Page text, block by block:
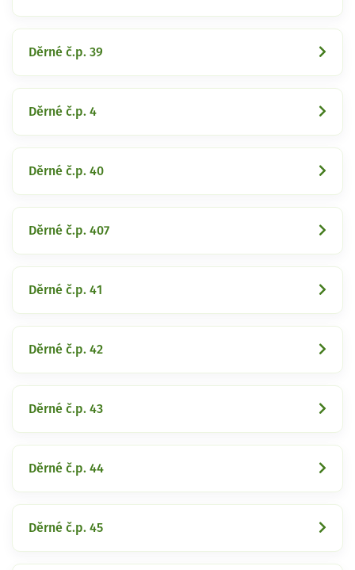
Děrné č.p. 39
Děrné č.p. 4
Děrné č.p. 40
Děrné č.p. 407
Děrné č.p. 41
Děrné č.p. 42
Děrné č.p. 43
Děrné č.p. 44
Děrné č.p. 45